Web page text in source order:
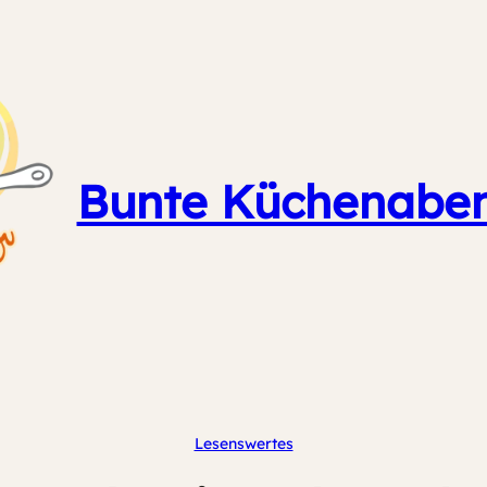
Bunte
Lesenswertes